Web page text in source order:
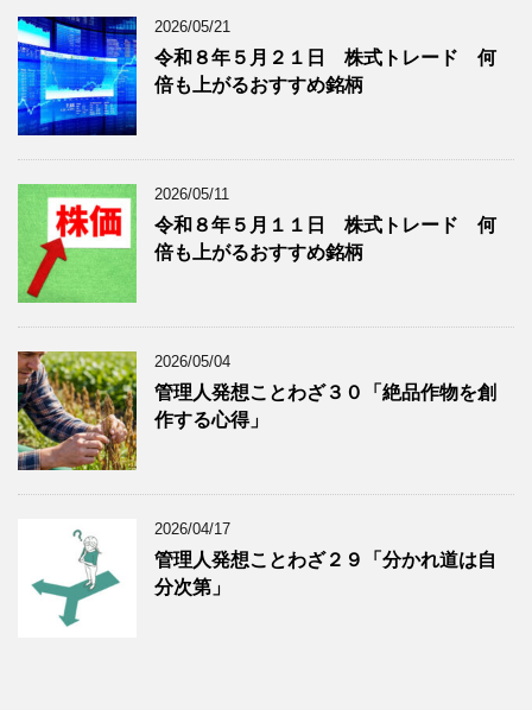
記
事
を
表
示
グ
記
事
を
表
示
2026/05/21
令和８年５月２１日 株式トレード 何
倍も上がるおすすめ銘柄
2026/05/11
令和８年５月１１日 株式トレード 何
倍も上がるおすすめ銘柄
2026/05/04
管理人発想ことわざ３０「絶品作物を創
作する心得」
2026/04/17
管理人発想ことわざ２９「分かれ道は自
分次第」